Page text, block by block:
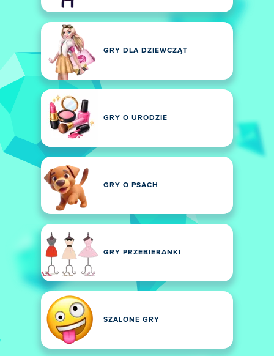
GRY DLA DZIEWCZĄT
GRY O URODZIE
GRY O PSACH
GRY PRZEBIERANKI
SZALONE GRY